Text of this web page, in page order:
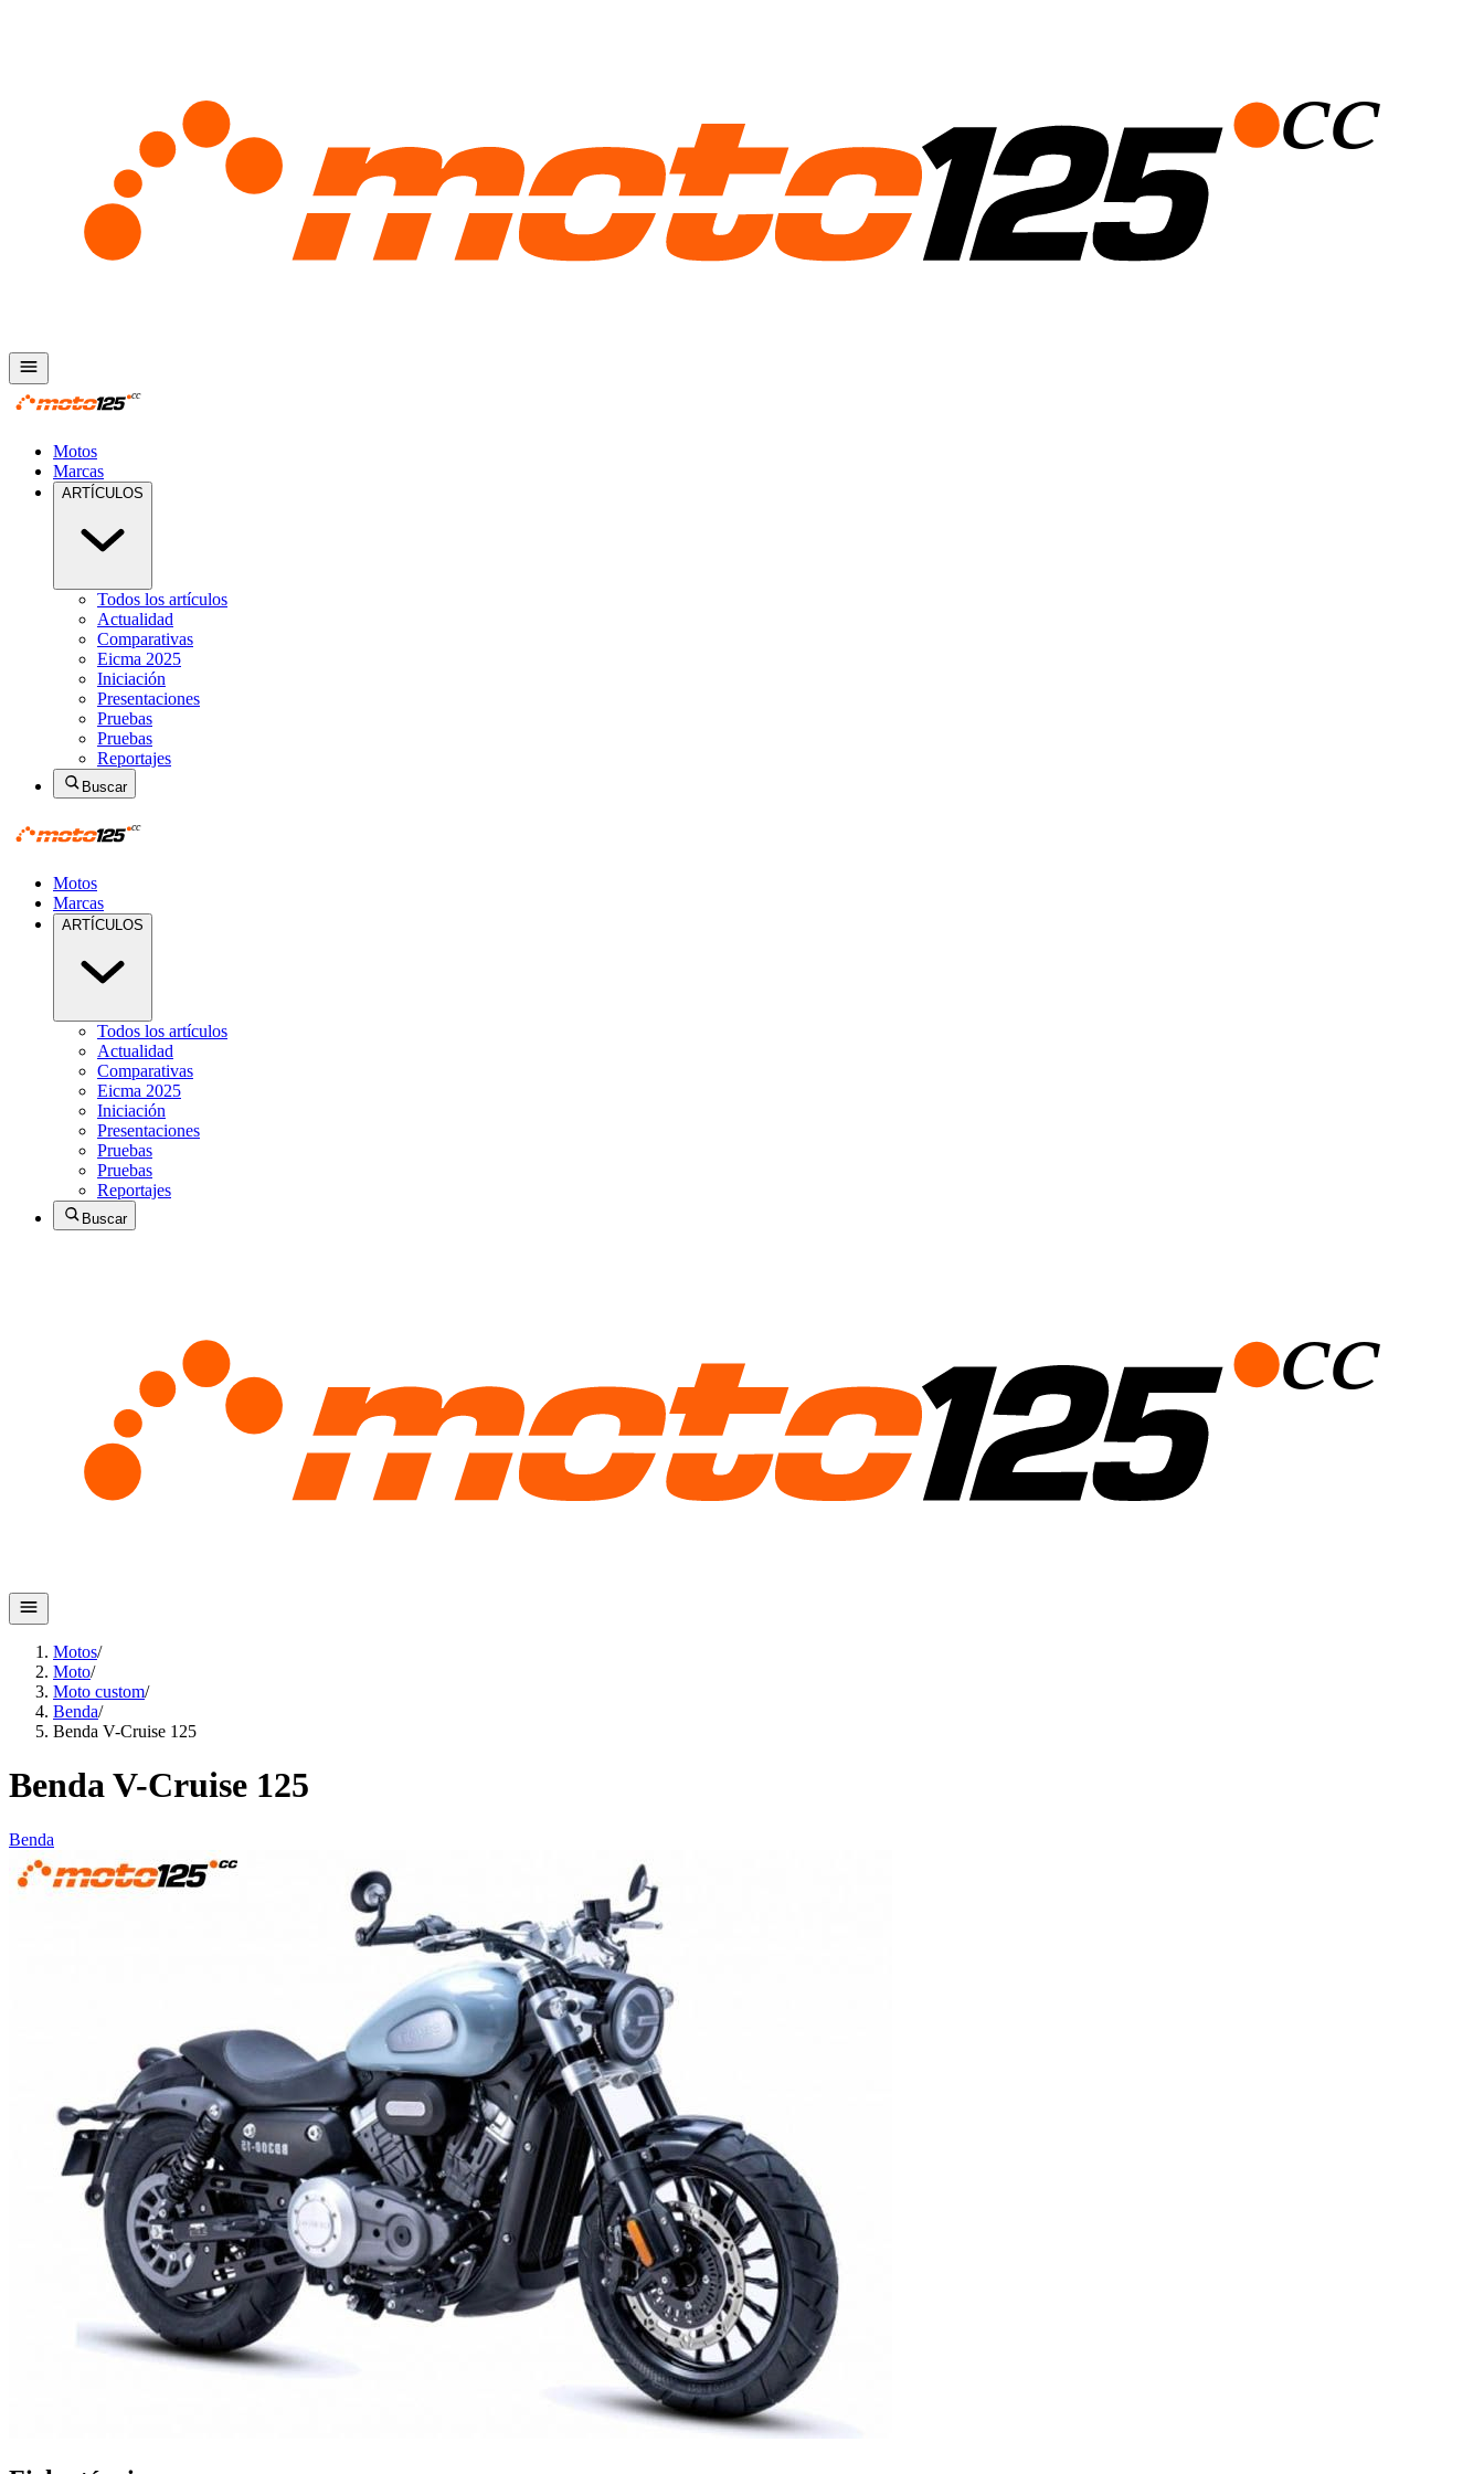
Motos
Marcas
ARTÍCULOS
Todos los artículos
Actualidad
Comparativas
Eicma 2025
Iniciación
Presentaciones
Pruebas
Pruebas
Reportajes
Buscar
Motos
Marcas
ARTÍCULOS
Todos los artículos
Actualidad
Comparativas
Eicma 2025
Iniciación
Presentaciones
Pruebas
Pruebas
Reportajes
Buscar
Motos/
Moto/
Moto custom/
Benda/
Benda V-Cruise 125
Benda V-Cruise 125
Benda